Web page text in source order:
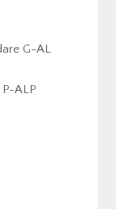
G-AL
ALP